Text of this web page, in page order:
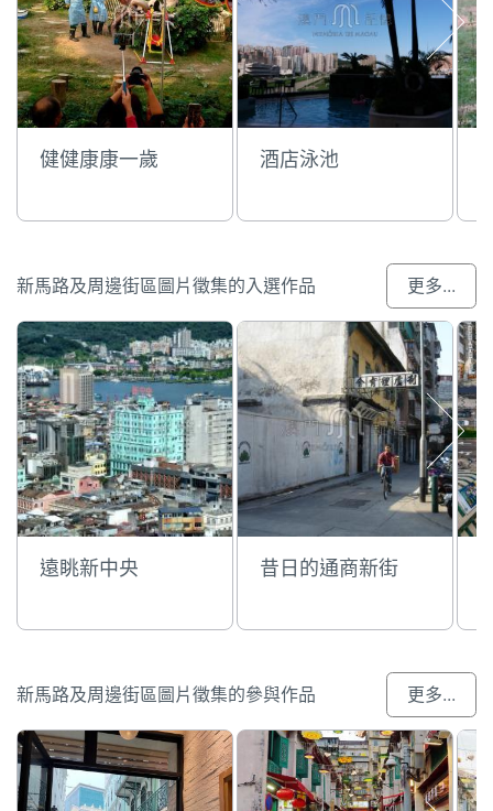
健健康康一歲 酒店泳池
新馬路及周邊街區圖片徵集的入選作品 更多...
遠眺新中央 昔日的通商新街
新馬路及周邊街區圖片徵集的參與作品 更多...